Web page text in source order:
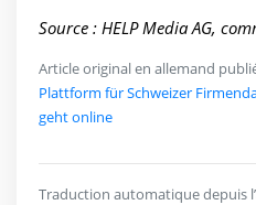
Source : HELP Media AG,
Article original en allemand
Plattform für Schweizer
geht online
Traduction automatique depuis